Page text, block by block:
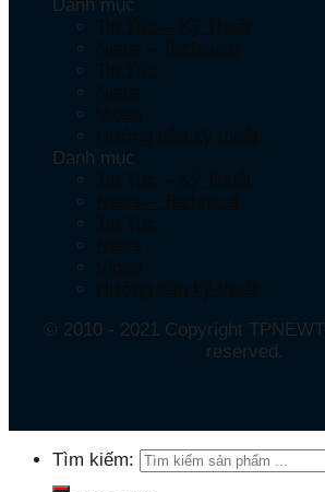
Danh mục
Danh mục
© 2010 - 2021 Copyright
reserved.
Tìm kiếm: